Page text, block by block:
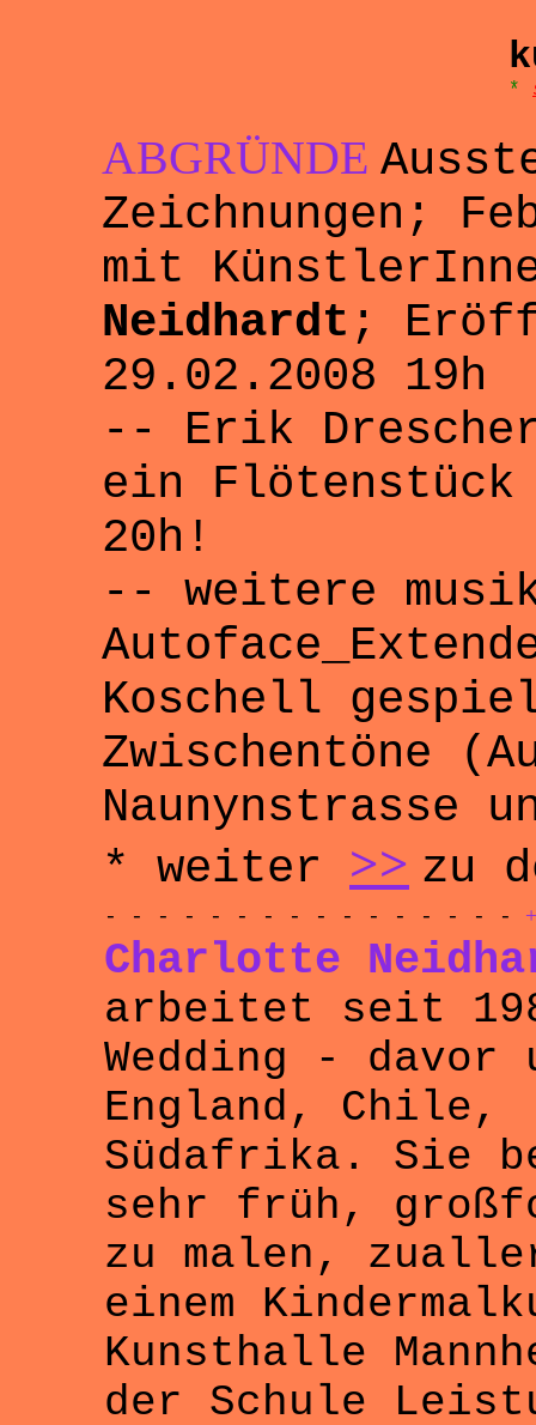
*
ABGRÜNDE
Zeichnungen;
mit
Neidhardt ;
29.02.2008 19h
-- Erik
ein Flötenstück
20h!
-- weitere
Koschell
Zwischentöne
Naunynstrasse
* weiter >> zu
- - - - - - - - - - - - - - - -
Charlotte
arbeitet seit
Wedding -
England, Chile,
Südafrika. Sie
sehr früh,
zu malen,
einem
Kunsthalle
der Schule